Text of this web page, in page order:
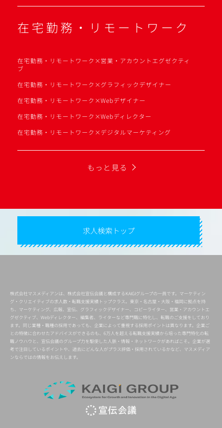
在宅勤務・リモートワーク
在宅勤務・リモートワーク×営業・アカウントエグゼクティ
ブ
在宅勤務・リモートワーク×グラフィックデザイナー
在宅勤務・リモートワーク×Webデザイナー
在宅勤務・リモートワーク×Webディレクター
在宅勤務・リモートワーク×デジタルマーケティング
もっと見る
求人検索トップ
株式会社マスメディアンは、株式会社宣伝会議と構成するKAIGIグループの一員です。マーケティン
グ・クリエイティブの求人数・転職支援実績トップクラス。東京・名古屋・大阪・福岡に拠点を持
ち、マーケティング、広報、宣伝、グラフィックデザイナー、コピーライター、営業・アカウントエ
グゼクティブ、Webディレクター、編集者、ライターなど専門職に特化し、転職のご支援をしており
ます。同じ業種・職種の採用であっても、企業によって重視する採用ポイントは異なります。企業ご
との特徴に合わせたアドバイスができるのも、6万人を超える転職支援実績から培った専門特化の転
職ノウハウと、宣伝会議のグループ力を駆使した人脈・情報・ネットワークがあればこそ。企業が選
考で注目しているポイントや、過去にどんな人がプラス評価・採用されているかなど、マスメディア
ンならではの情報をお伝えします。